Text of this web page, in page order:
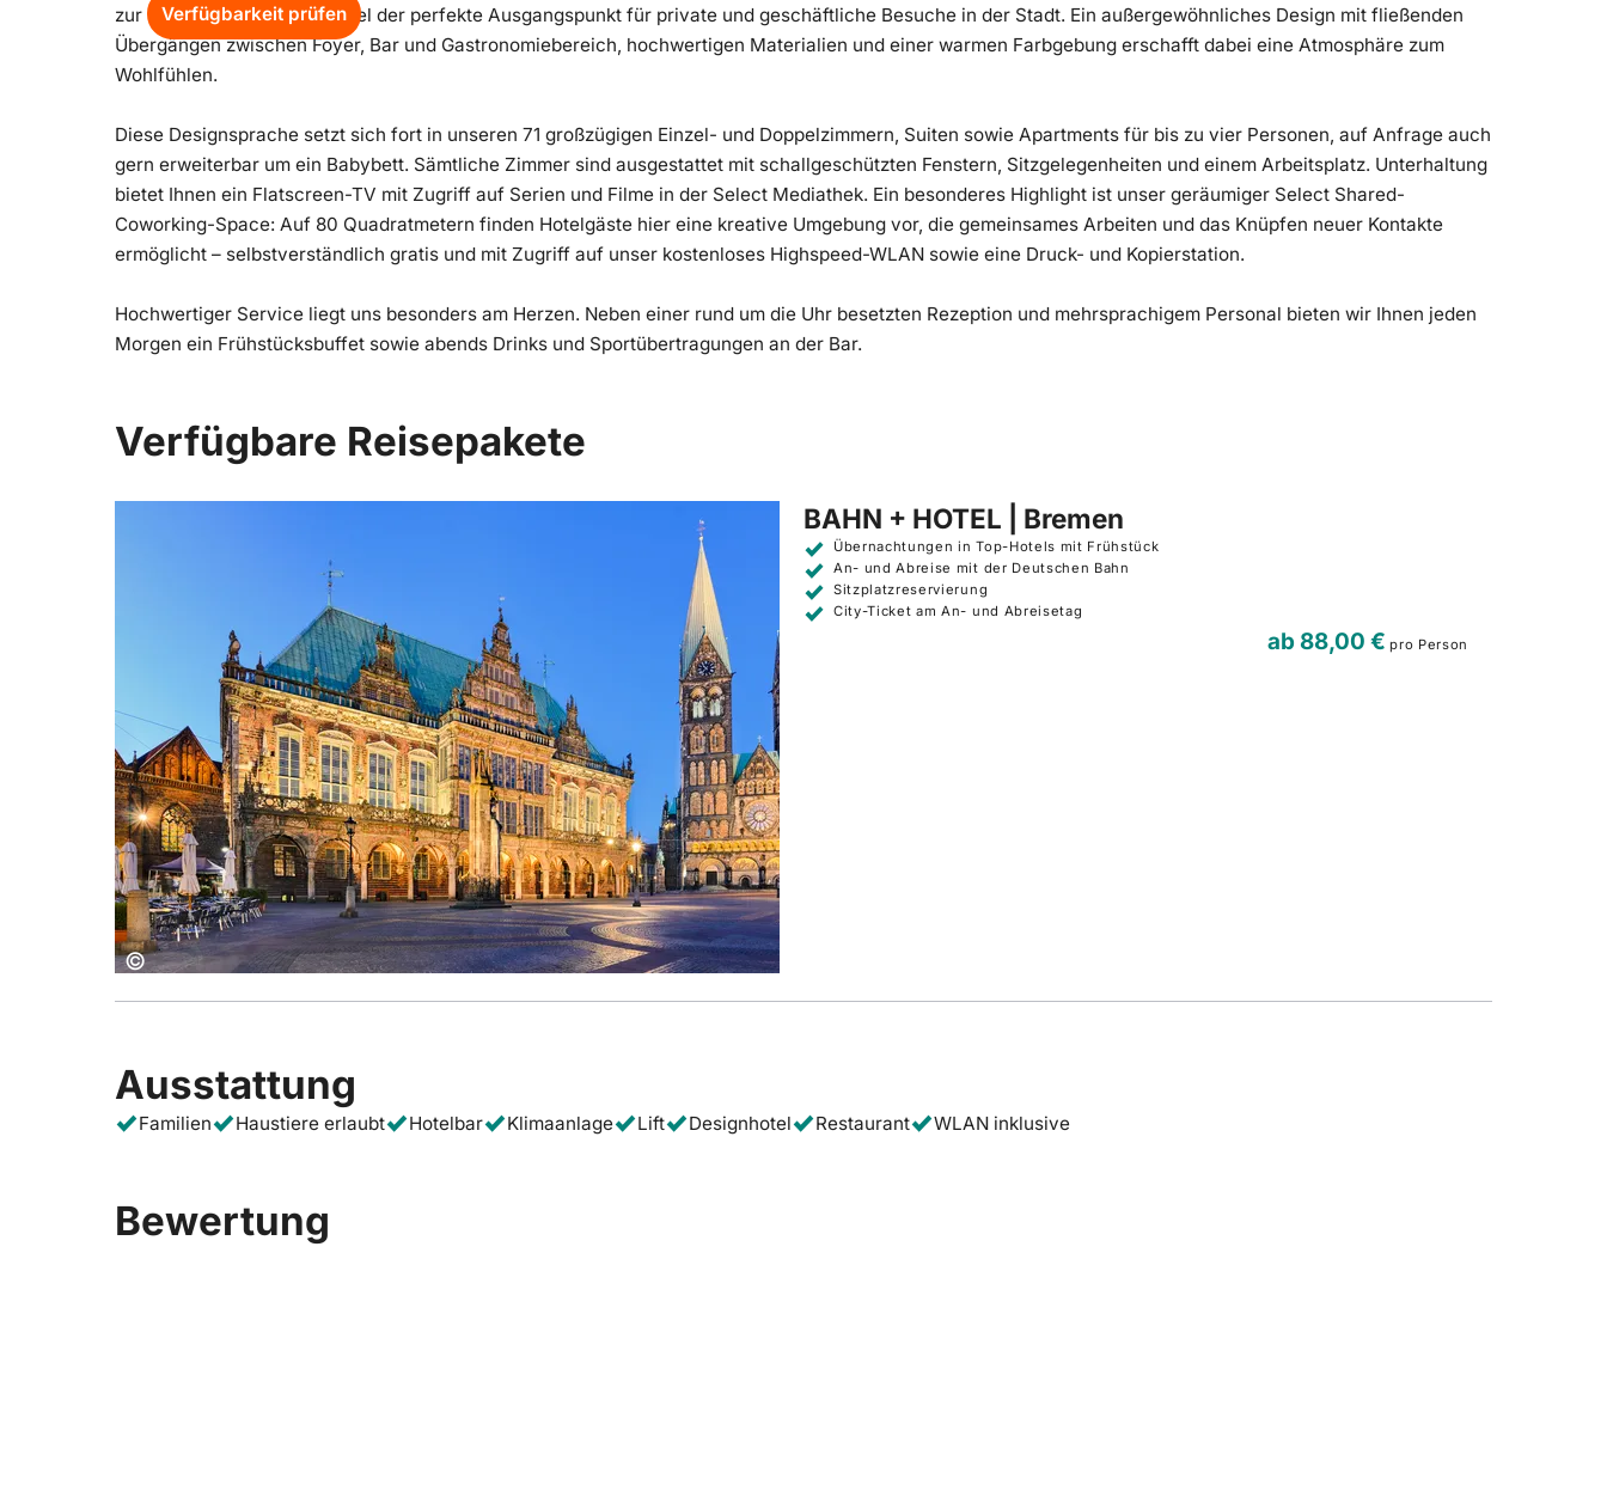
Verfügbarkeit prüfen
zur Innenstadt, ist unser Hotel der perfekte Ausgangspunkt für private und geschäftliche Besuche in der Stadt. Ein außergewöhnliches Design mit fließenden
Übergängen zwischen Foyer, Bar und Gastronomiebereich, hochwertigen Materialien und einer warmen Farbgebung erschafft dabei eine Atmosphäre zum
Wohlfühlen.
Diese Designsprache setzt sich fort in unseren 71 großzügigen Einzel- und Doppelzimmern, Suiten sowie Apartments für bis zu vier Personen, auf Anfrage auch
gern erweiterbar um ein Babybett. Sämtliche Zimmer sind ausgestattet mit schallgeschützten Fenstern, Sitzgelegenheiten und einem Arbeitsplatz. Unterhaltung
bietet Ihnen ein Flatscreen-TV mit Zugriff auf Serien und Filme in der Select Mediathek. Ein besonderes Highlight ist unser geräumiger Select Shared-
Coworking-Space: Auf 80 Quadratmetern finden Hotelgäste hier eine kreative Umgebung vor, die gemeinsames Arbeiten und das Knüpfen neuer Kontakte
ermöglicht – selbstverständlich gratis und mit Zugriff auf unser kostenloses Highspeed-WLAN sowie eine Druck- und Kopierstation.
Hochwertiger Service liegt uns besonders am Herzen. Neben einer rund um die Uhr besetzten Rezeption und mehrsprachigem Personal bieten wir Ihnen jeden
Morgen ein Frühstücksbuffet sowie abends Drinks und Sportübertragungen an der Bar.
Verfügbare Reisepakete
Copyright:
©
BAHN + HOTEL | Bremen
Übernachtungen in Top-Hotels mit Frühstück
An- und Abreise mit der Deutschen Bahn
Sitzplatzreservierung
City-Ticket am An- und Abreisetag
ab88,00 € pro Person
Ausstattung
Familien Haustiere erlaubt Hotelbar Klimaanlage Lift Designhotel Restaurant WLAN inklusive
Bewertung